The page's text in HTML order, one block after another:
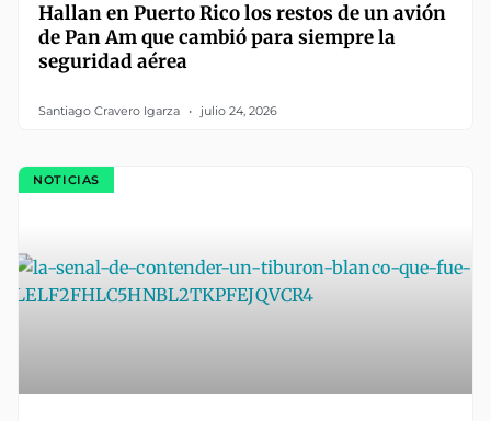
Hallan en Puerto Rico los restos de un avión
de Pan Am que cambió para siempre la
seguridad aérea
Santiago Cravero Igarza julio 24, 2026
NOTICIAS